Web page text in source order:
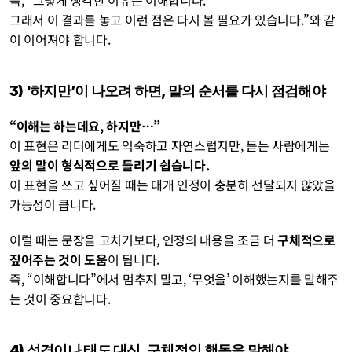
그래서 이 결과를 놓고 이런 점은 다시 볼 필요가 있습니다.”와 같
이 이어져야 합니다.
3) ‘하지만’이 나오려 하면, 말의 순서를 다시 점검해야
“이해는 하는데요, 하지만…”
앞의 말이 형식적으로 들리기 쉽습니다.
이 표현을 쓰고 싶어질 때는 대개 인정이 충분히 전달되지 않았을
가능성이 큽니다.
이럴 때는 문장을 고치기보다, 인정의 내용을 조금 더 구체적으로
짚어주는 것이 도움이 됩니다.
즉, “이해합니다”에서 멈추지 말고, ‘무엇을’ 이해했는지를 말해주
는 것이 중요합니다.